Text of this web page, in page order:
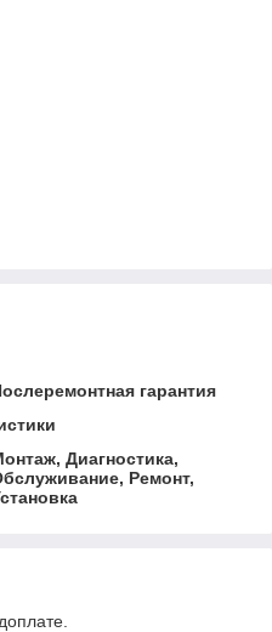
гарантия
Диагностика,
Ремонт,